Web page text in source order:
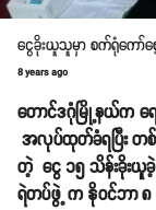
ငွေခိုးယူသူမှာ စက်ရုံကော်
8 years ago
တောင်ဒဂုံမြို့နယ်က
အလုပ်ထုတ်ခံရပြီး တ
တဲ့ ငွေ ၁၅ သိန်းခိုးယူ
ရဲတပ်ဖွဲ့ က နိုဝင်ဘာ